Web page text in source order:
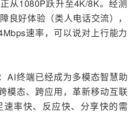
从1080P跃升至4K/8K。经测
好体验（类人电话交流），
速率，可以说对上行能力
AI终端已经成为多模态智慧助
模态、跨应用，革新移动互联
率快、反应快、分享快的需